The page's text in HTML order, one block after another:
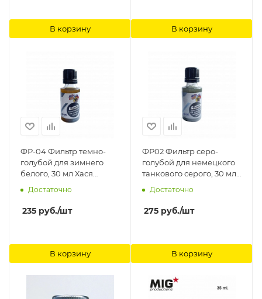
В корзину В корзину
ФР-04 Фильтр темно-
голубой для зимнего
белого, 30 мл Хася
Моделист
Достаточно
235 руб./шт
В корзину
ФР02 Фильтр серо-
голубой для немецкого
танкового серого, 30 мл
Хася Моделист
Достаточно
275 руб./шт
В корзину